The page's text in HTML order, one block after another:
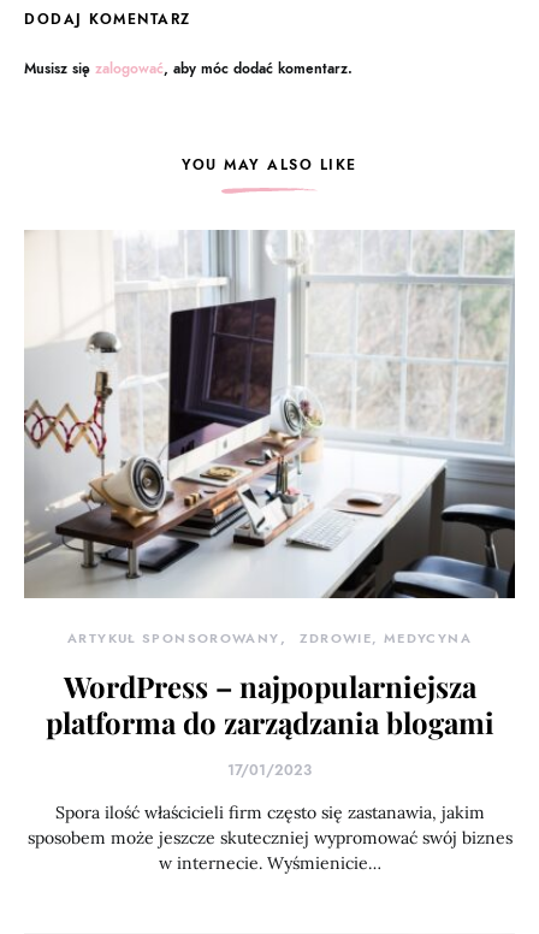
DODAJ KOMENTARZ
Musisz się zalogować, aby móc dodać komentarz.
YOU MAY ALSO LIKE
ARTYKUŁ SPONSOROWANY ZDROWIE, MEDYCYNA
WordPress – najpopularniejsza
platforma do zarządzania blogami
17/01/2023
Spora ilość właścicieli firm często się zastanawia, jakim
sposobem może jeszcze skuteczniej wypromować swój biznes
w internecie. Wyśmienicie…